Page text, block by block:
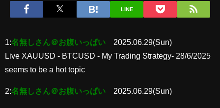
LINE
1:名無しさん＠お腹いっぱい
2025.06.29(Sun)
Live XAUUSD - BTCUSD - My Trading Strategy- 28/6/2025
seems to be a hot topic
2:名無しさん＠お腹いっぱい 2025.06.29(Sun)